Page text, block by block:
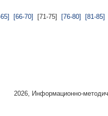
[66-70] [71-75] [76-80] [81-85]
2026, Информационно-